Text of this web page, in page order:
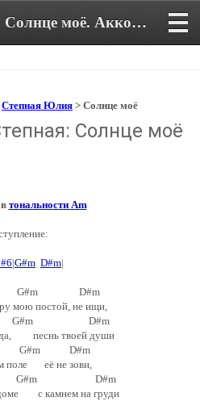
Юлия Степная: Солнце моё. Аккорды и текст песни
Степная Юлия > Солнце моё
Солнце моё
тональности Am
|G#m D#m|
G#m D#m
мою постой, не ищи,
G#m D#m
песнь твоей души
G#m D#m
поле её не зови,
D#m
с камнем на груди